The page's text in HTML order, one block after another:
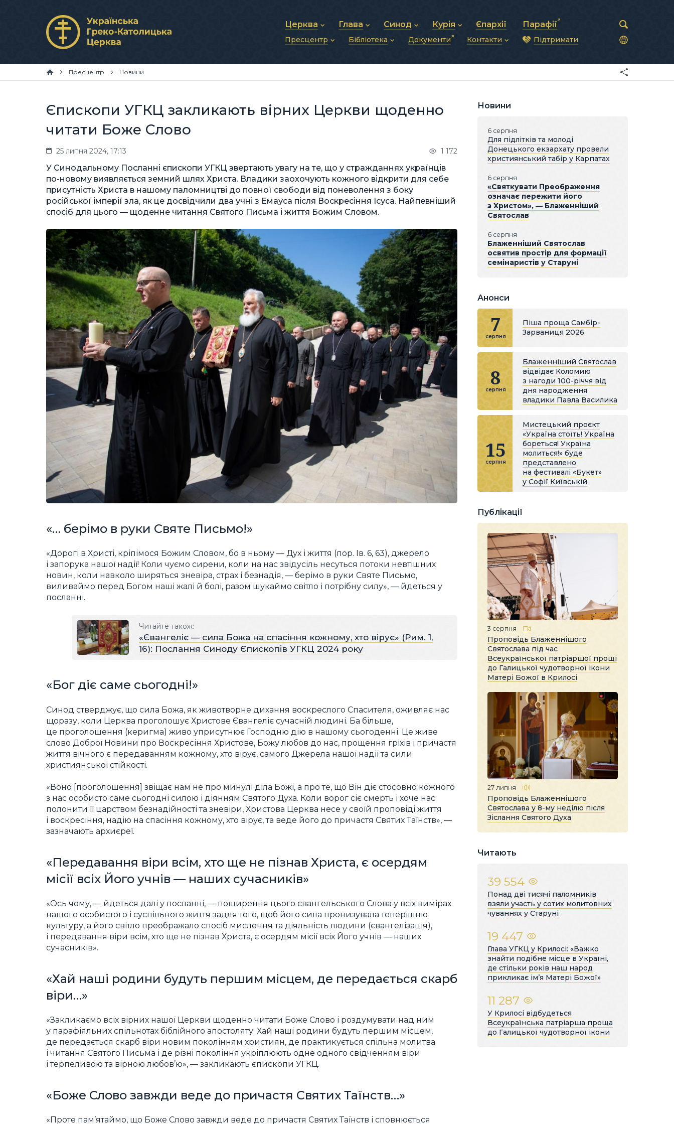
Церква
Про УГКЦ
Структура УГКЦ
Глава
Блаженніший Святослав
Фотографії
Синод
Синод Єпископів
Митрополичі Синоди
Курія
Душпастирська рада
Зв’язки та комунікації
Єпархії Парафії
Пресцентр
Публікації
Фото та відео
Бібліотека
Молитви
Документи Контакти
Синоди Єпископів
Патріарша курія
Підтримати
Пресцентр Новини
Єпископи УГКЦ закликають вірних Церкви щоденно
читати Боже Слово
25 липня 2024, 17:13 1 172
У Синодальному Посланні єпископи УГКЦ звертають увагу на те, що у стражданнях українців
по-новому виявляється земний шлях Христа. Владики заохочують кожного відкрити для себе
присутність Христа в нашому паломництві до повної свободи від поневолення з боку
російської імперії зла, як це досвідчили два учні з Емауса після Воскресіння Ісуса. Найпевніший
спосіб для цього — щоденне читання Святого Письма і життя Божим Словом.
«… берімо в руки Святе Письмо!»
«Дорогі в Христі, кріпімося Божим Словом, бо в ньому — Дух і життя (пор. Ів. 6, 63), джерело
і запорука нашої надії! Коли чуємо сирени, коли на нас звідусіль несуться потоки невтішних
новин, коли навколо ширяться зневіра, страх і безнадія, — берімо в руки Святе Письмо,
виливаймо перед Богом наші жалі й болі, разом шукаймо світло і потрібну силу», — йдеться у
посланні.
Читайте також:
«Євангеліє — сила Божа на спасіння кожному, хто вірує» (Рим. 1,
16): Послання Синоду Єпископів УГКЦ 2024 року
«Бог діє саме сьогодні!»
Синод стверджує, що сила Божа, як животворне дихання воскреслого Спасителя, оживляє нас
щоразу, коли Церква проголошує Христове Євангеліє сучасній людині. Ба більше,
це проголошення (керигма) живо уприсутнює Господню дію в нашому сьогоденні. Це живе
слово Доброї Новини про Воскресіння Христове, Божу любов до нас, прощення гріхів і причастя
життя вічного є передаванням кожному, хто вірує, самого Джерела нашої надії та сили
християнської стійкості.
«Воно [проголошення] звіщає нам не про минулі діла Божі, а про те, що Він діє стосовно кожного
з нас особисто саме сьогодні силою і діянням Святого Духа. Коли ворог сіє смерть і хоче нас
полонити її царством безнадійності та зневіри, Христова Церква несе у своїй проповіді життя
і воскресіння, надію на спасіння кожному, хто вірує, та веде його до причастя Святих Таїнств», —
зазначають архиєреї.
«Передавання віри всім, хто ще не пізнав Христа, є осердям
місії всіх Його учнів — наших сучасників»
«Ось чому, — йдеться далі у посланні, — поширення цього євангельського Слова у всіх вимірах
нашого особистого і суспільного життя задля того, щоб його сила пронизувала теперішню
культуру, а його світло преображало спосіб мислення та діяльність людини (євангелізація),
і передавання віри всім, хто ще не пізнав Христа, є осердям місії всіх Його учнів — наших
сучасників».
«Хай наші родини будуть першим місцем, де передається скарб
віри…»
«Закликаємо всіх вірних нашої Церкви щоденно читати Боже Слово і роздумувати над ним
у парафіяльних спільнотах біблійного апостоляту. Хай наші родини будуть першим місцем,
де передається скарб віри новим поколінням християн, де практикується спільна молитва
і читання Святого Письма і де різні покоління укріплюють одне одного свідченням віри
і терпеливою та вірною любов’ю», — закликають єпископи УГКЦ.
«Боже Слово завжди веде до причастя Святих Таїнств…»
«Проте пам’ятаймо, що Боже Слово завжди веде до причастя Святих Таїнств і сповнюється
Новини
6 серпня
Для підлітків та молоді
Донецького екзархату провели
християнський табір у Карпатах
6 серпня
«Святкувати Преображення
означає пережити його
з Христом», — Блаженніший
Святослав
6 серпня
Блаженніший Святослав
освятив простір для формації
семінаристів у Старуні
Анонси
7
серпня
Піша проща Самбір-
Зарваниця 2026
8
серпня
Блаженніший Святослав
відвідає Коломию
з нагоди 100-річчя від
дня народження
владики Павла Василика
15
серпня
Мистецький проєкт
«Україна стоїть! Україна
бореться! Україна
молиться!» буде
представлено
на фестивалі «Букет»
у Софії Київській
Публікації
3 серпня
Проповідь Блаженнішого
Святослава під час
Всеукраїнської патріаршої прощі
до Галицької чудотворної ікони
Матері Божої в Крилосі
27 липня
Проповідь Блаженнішого
Святослава у 8-му неділю після
Зіслання Святого Духа
Читають
39 554
Понад дві тисячі паломників
взяли участь у сотих молитовних
чуваннях у Старуні
19 447
Глава УГКЦ у Крилосі: «Важко
знайти подібне місце в Україні,
де стільки років наш народ
прикликає ім’я Матері Божої»
11 287
У Крилосі відбудеться
Всеукраїнська патріарша проща
до Галицької чудотворної ікони